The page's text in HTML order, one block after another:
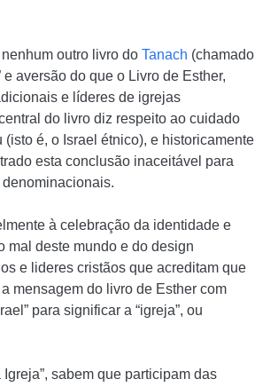
outro livro doTanach (chamado
e aversão do que o Livro de Esther,
e líderes de igrejas
do livro diz respeito ao cuidado
é, o Israel étnico), e historicamente
esta conclusão inaceitável para
à celebração da identidade e
mal deste mundo e do design
e lideres cristãos que acreditam que
mensagem do livro de Esther com
para significar a “igreja”, ou
sabem que participam das